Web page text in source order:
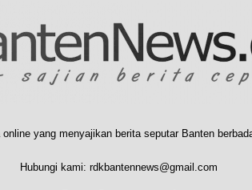
yang menyajikan berita seputar Banten
Hubungi kami: rdkbantennews@gmail.com